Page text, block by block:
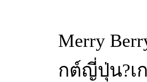
Merry
กต์ญี่ปุ่น?เ